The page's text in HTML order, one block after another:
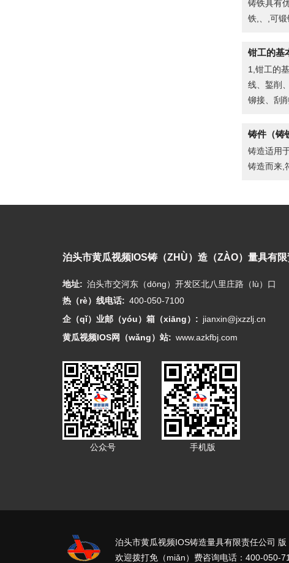
铸铁具有
铁,、,可锻
钳工的基
1,钳工的
线、錾削
铆接、刮
铸件（铸
铸造适用
铸造而来,
泊头市黄瓜视频IOS铸（ZHÙ）造（ZÀO）量具有限
地址: 泊头市交河东（dōng）开发区北八里庄路（lù）口
热（rè）线电话: 400-050-7100
企（qǐ）业邮（yóu）箱（xiāng）: jianxin@jxzzlj.cn
黄瓜视频IOS网（wǎng）站: www.azkfbj.com
公众号 手机版
泊头市黄瓜视频IOS铸造量具有限责任公司
欢迎拨打免（miǎn）费咨询电话：400-050-